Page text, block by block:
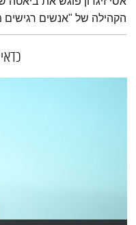
הקהילה של "אנשים רגישים